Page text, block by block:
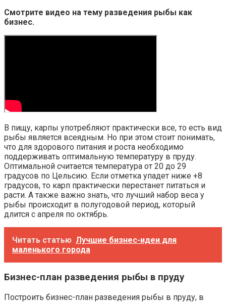
Смотрите видео на тему разведения рыбы как
бизнес.
В пищу, карпы употребляют практически все, то есть вид
рыбы является всеядным. Но при этом стоит понимать,
что для здорового питания и роста необходимо
поддерживать оптимальную температуру в пруду.
Оптимальной считается температура от 20 до 29
градусов по Цельсию. Если отметка упадет ниже +8
градусов, то карп практически перестанет питаться и
расти. А также важно знать, что лучший набор веса у
рыбы происходит в полугодовой период, который
длится с апреля по октябрь.
Читать статью Лучшие бизнес-идеи для
маленького города
Бизнес-план разведения рыбы в пруду
Построить бизнес-план разведения рыбы в пруду, в